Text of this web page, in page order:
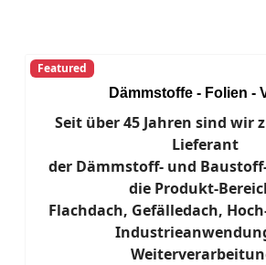
Featured
Dämmstoffe - Folien -
Seit über 45 Jahren sind wir
Lieferant
der Dämmstoff- und
die Produkt-
Flachdach, Gefälledach,